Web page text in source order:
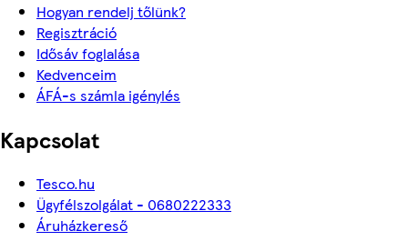
Hogyan rendelj tőlünk?
Regisztráció
Idősáv foglalása
Kedvenceim
ÁFÁ-s számla igénylés
Kapcsolat
Tesco.hu
Ügyfélszolgálat - 0680222333
Áruházkereső